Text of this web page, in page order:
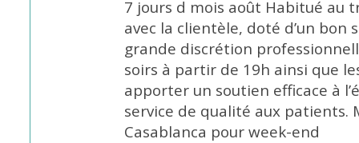
7 jours d mois août Habitué au
avec la clientèle, doté d’un bon
grande discrétion
soirs à partir de 19h ainsi que
apporter un soutien efficace à
service de qualité aux patients.
Casablanca pour week-end